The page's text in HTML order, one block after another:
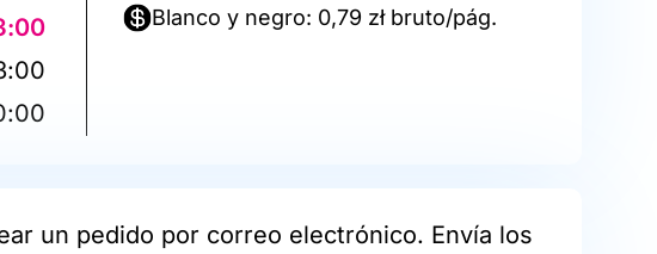
Blanco y negro: 0,79 zł bruto/pág.
un pedido por correo electrónico. Envía los